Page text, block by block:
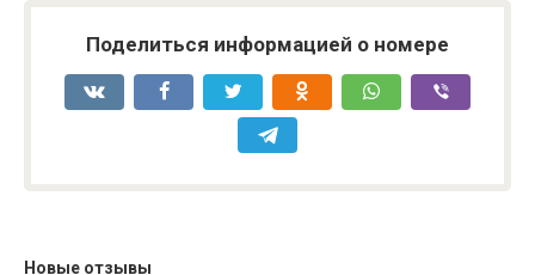
Поделиться информацией о номере
Новые отзывы